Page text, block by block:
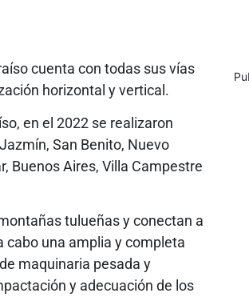
cuenta con todas sus vías
horizontal y vertical.
en el 2022 se realizaron
San Benito, Nuevo
Buenos Aires, Villa Campestre
tulueñas y conectan a
cabo una amplia y completa
maquinaria pesada y
y adecuación de los